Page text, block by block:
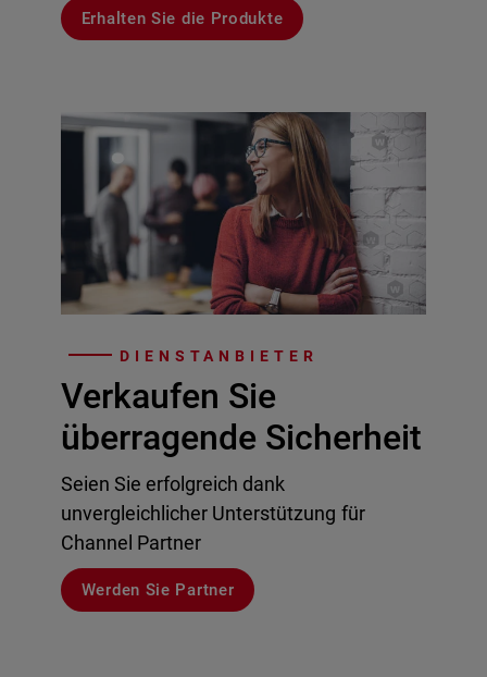
Erhalten Sie die Produkte
DIENSTANBIETER
Verkaufen Sie
überragende Sicherheit
Seien Sie erfolgreich dank
unvergleichlicher Unterstützung für
Channel Partner
Werden Sie Partner